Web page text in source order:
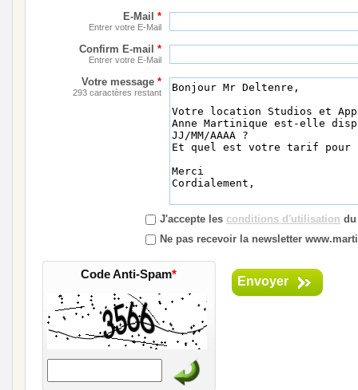
E-Mail *
Entrer votre E-Mail
Confirm E-mail *
Entrer votre E-Mail
Votre message *
293 caractères restant
J'accepte les conditions d'utilisation
Ne pas recevoir la newsletter
Code Anti-Spam* Envoyer